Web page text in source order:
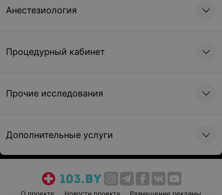
Анестезиология
Процедурный кабинет
Прочие исследования
Дополнительные услуги